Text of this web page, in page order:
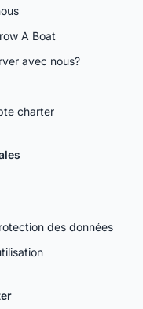
A Boat
avec nous?
charter
des données